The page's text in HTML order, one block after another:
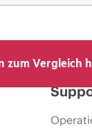
zum Vergleich